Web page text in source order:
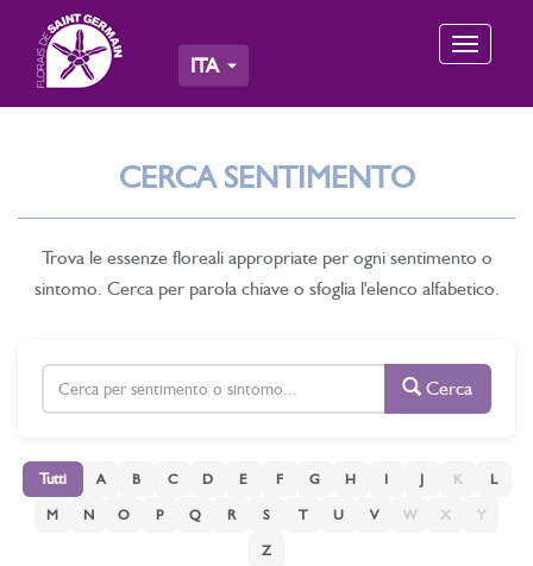
Toggle
ITA
CERCA SENTIMENTO
Trova le essenze floreali appropriate per ogni sentimento o
sintomo. Cerca per parola chiave o sfoglia l'elenco alfabetico.
Cerca
Tutti A B C D E F G H I J K L
M N O P Q R S T U V W X Y
Z